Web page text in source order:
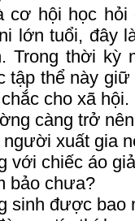
cơ hội học hỏi
lớn tuổi, đây
Trong thời kỳ
tập thể này
cho xã hội.
càng trở
xuất gia
với chiếc áo
bảo chưa?
sinh được bao